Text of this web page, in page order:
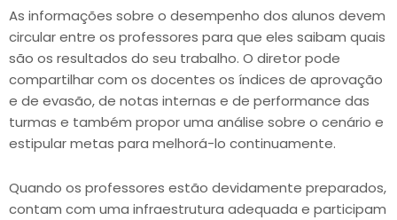
As informações sobre o desempenho dos alunos devem
circular entre os professores para que eles saibam quais
são os resultados do seu trabalho. O diretor pode
compartilhar com os docentes os índices de aprovação
e de evasão, de notas internas e de performance das
turmas e também propor uma análise sobre o cenário e
estipular metas para melhorá-lo continuamente.
Quando os professores estão devidamente preparados,
contam com uma infraestrutura adequada e participam